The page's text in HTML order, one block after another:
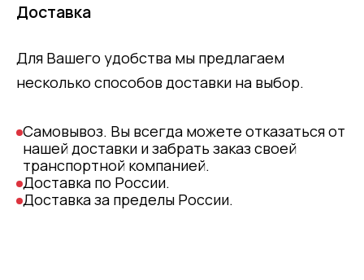
Доставка
Для Вашего удобства мы предлагаем
несколько способов доставки на выбор.
Самовывоз. Вы всегда можете отказаться от
нашей доставки и забрать заказ своей
транспортной компанией.
Доставка по России.
Доставка за пределы России.